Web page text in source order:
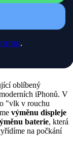
.
oblíbený
iPhonů. V
"vlk v rouchu
výměnu displeje
baterie, která
na počkání